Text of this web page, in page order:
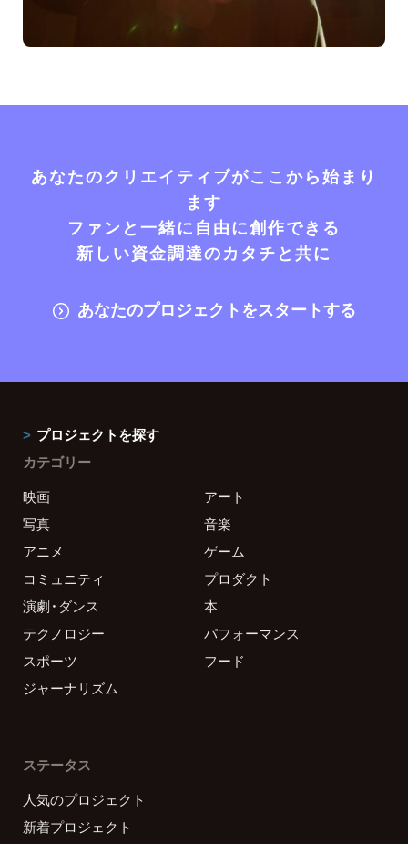
あなたのクリエイティブがここから始まり
ます
ファンと一緒に自由に創作できる
新しい資金調達のカタチと共に
あなたのプロジェクトをスタートする
プロジェクトを探す
カテゴリー
映画
アート
写真
音楽
アニメ
ゲーム
コミュニティ
プロダクト
演劇・ダンス
本
テクノロジー
パフォーマンス
スポーツ
フード
ジャーナリズム
ステータス
人気のプロジェクト
新着プロジェクト